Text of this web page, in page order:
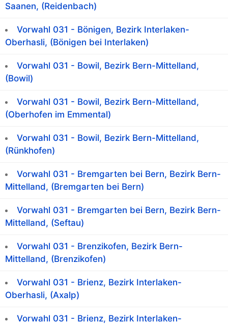
Saanen, (Reidenbach)
Vorwahl 031 - Bönigen, Bezirk Interlaken-
Oberhasli, (Bönigen bei Interlaken)
Vorwahl 031 - Bowil, Bezirk Bern-Mittelland,
(Bowil)
Vorwahl 031 - Bowil, Bezirk Bern-Mittelland,
(Oberhofen im Emmental)
Vorwahl 031 - Bowil, Bezirk Bern-Mittelland,
(Rünkhofen)
Vorwahl 031 - Bremgarten bei Bern, Bezirk Bern-
Mittelland, (Bremgarten bei Bern)
Vorwahl 031 - Bremgarten bei Bern, Bezirk Bern-
Mittelland, (Seftau)
Vorwahl 031 - Brenzikofen, Bezirk Bern-
Mittelland, (Brenzikofen)
Vorwahl 031 - Brienz, Bezirk Interlaken-
Oberhasli, (Axalp)
Vorwahl 031 - Brienz, Bezirk Interlaken-